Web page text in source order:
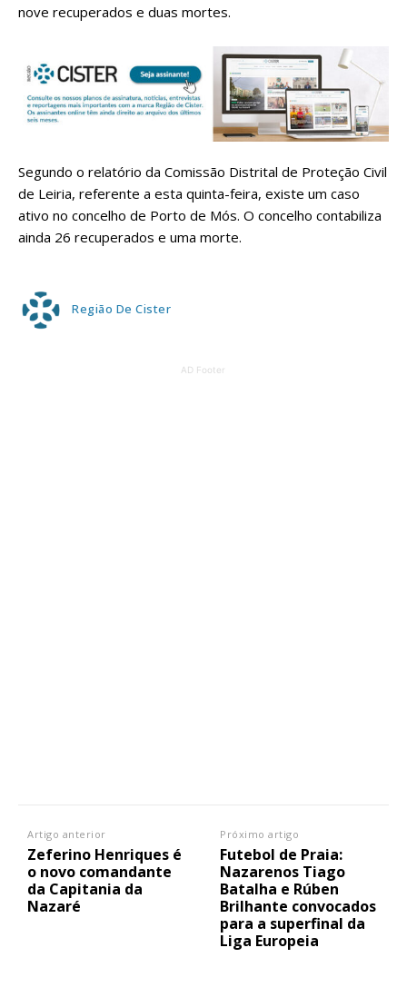
nove recuperados e duas mortes.
Segundo o relatório da Comissão Distrital de Proteção Civil
de Leiria, referente a esta quinta-feira, existe um caso
ativo no concelho de Porto de Mós. O concelho contabiliza
ainda 26 recuperados e uma morte.
Região De Cister
AD Footer
Artigo anterior
Zeferino Henriques é
o novo comandante
da Capitania da
Nazaré
Próximo artigo
Futebol de Praia:
Nazarenos Tiago
Batalha e Rúben
Brilhante convocados
para a superfinal da
Liga Europeia